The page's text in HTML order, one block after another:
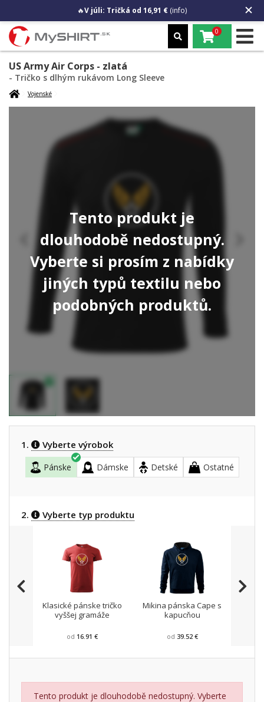
🔥V júli: Tričká od 16,91 € (info)
0
US Army Air Corps - zlatá
- Tričko s dlhým rukávom Long Sleeve
Vojenské
Tento produkt je
dlouhodobě nedostupný.
Vyberte si prosím z nabídky
jiných typů textilu nebo
podobných produktů.
1. Vyberte výrobok
Pánske Dámske Detské Ostatné
2. Vyberte typ produktu
Klasické pánske tričko
vyššej gramáže
od 16.91 €
Mikina pánska Cape s
kapucňou
od 39.52 €
Tento produkt je dlouhodobě nedostupný. Vyberte